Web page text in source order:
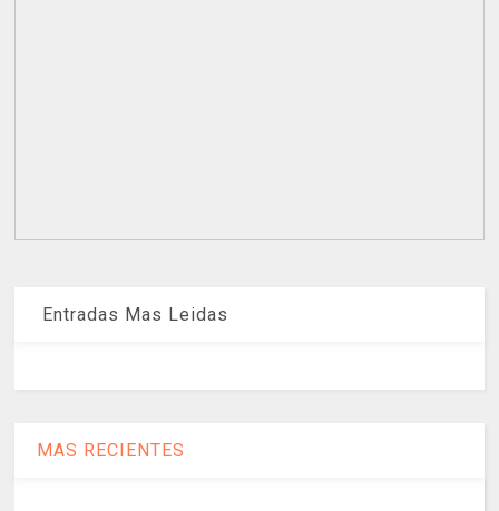
Entradas Mas Leidas
MAS RECIENTES